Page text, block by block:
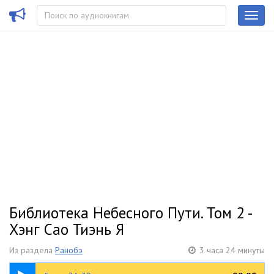
Библиотека Небесного Пути. Том 2 -
Хэнг Сао Тиэнь Я
Из раздела Ранобэ 3 часа 24 минуты
1:43:06